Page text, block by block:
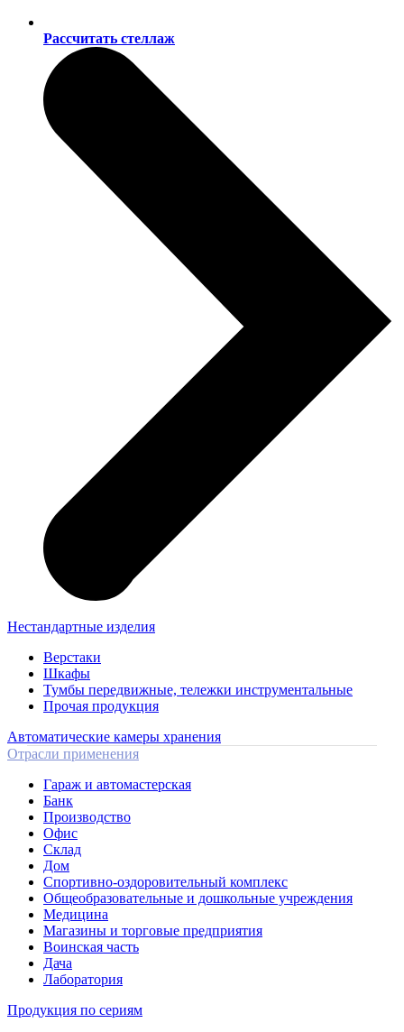
Рассчитать стеллаж
Нестандартные изделия
Верстаки
Шкафы
Тумбы передвижные, тележки инструментальные
Прочая продукция
Автоматические камеры хранения
Отрасли применения
Гараж и автомастерская
Банк
Производство
Офис
Склад
Дом
Спортивно-оздоровительный комплекс
Общеобразовательные и дошкольные учреждения
Медицина
Магазины и торговые предприятия
Воинская часть
Дача
Лаборатория
Продукция по сериям